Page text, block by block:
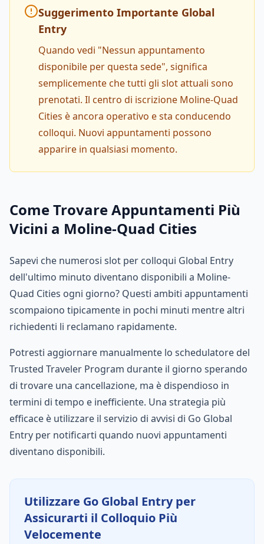
Suggerimento Importante Global
Entry
Quando vedi "Nessun appuntamento
disponibile per questa sede", significa
semplicemente che tutti gli slot attuali sono
prenotati. Il centro di iscrizione Moline-Quad
Cities è ancora operativo e sta conducendo
colloqui. Nuovi appuntamenti possono
apparire in qualsiasi momento.
Come Trovare Appuntamenti Più
Vicini a Moline-Quad Cities
Sapevi che numerosi slot per colloqui Global Entry
dell'ultimo minuto diventano disponibili a Moline-
Quad Cities ogni giorno? Questi ambiti appuntamenti
scompaiono tipicamente in pochi minuti mentre altri
richiedenti li reclamano rapidamente.
Potresti aggiornare manualmente lo schedulatore del
Trusted Traveler Program durante il giorno sperando
di trovare una cancellazione, ma è dispendioso in
termini di tempo e inefficiente. Una strategia più
efficace è utilizzare il servizio di avvisi di Go Global
Entry per notificarti quando nuovi appuntamenti
diventano disponibili.
Utilizzare Go Global Entry per
Assicurarti il Colloquio Più
Velocemente